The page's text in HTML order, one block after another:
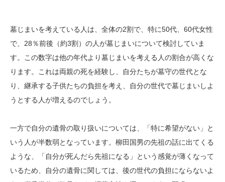
墓じまいを考えている人は、全体の2割で、特に50代、60代女性
で、28％前後（約3割）の人が墓じまいについて検討していま
す。この数字は他の年代より墓じまいを考える人の割合が高くな
ります。これは両親の死を経験し、自分たちが墓守の世代とな
り、継承する子供たちの負担を考え、自分の世代で墓じまいしよ
うとする人が増えるのでしょう。
一方で自分の遺骨の取り扱いについては、「特に希望がない」と
いう人が半数弱となっています。柳田国男の先祖の話に出てくる
ような、「自分が死んだら先祖になる」という感覚が薄くなって
いるため、自分の遺骨に関しては、後の世代の負担にならないよ